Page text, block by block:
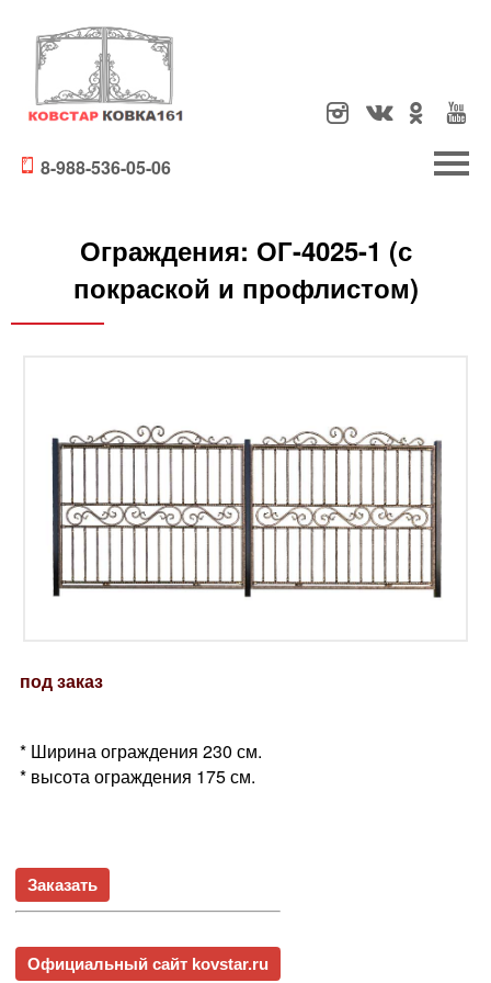
8-988-536-05-06
Ограждения: ОГ-4025-1 (с
покраской и профлистом)
под заказ
* Ширина ограждения 230 см.
* высота ограждения 175 см.
Заказать
Официальный сайт kovstar.ru